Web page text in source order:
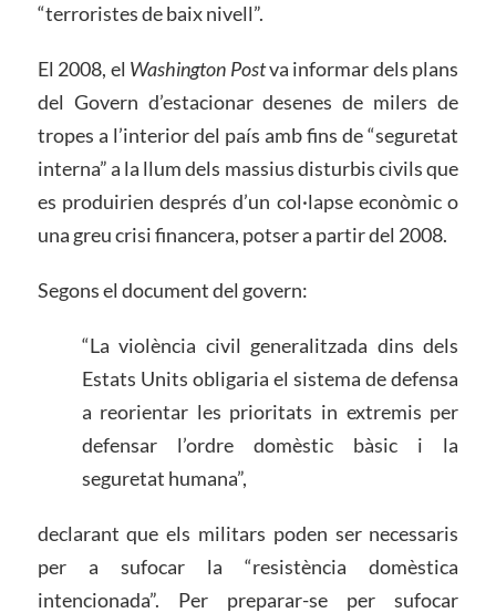
“terroristes de baix nivell”.
El 2008, el Washington Postva informar dels plans
del Govern d’estacionar desenes de milers de
tropes a l’interior del país amb fins de “seguretat
interna” a la llum dels massius disturbis civils que
es produirien després d’un col·lapse econòmic o
una greu crisi financera, potser a partir del 2008.
Segons el document del govern:
“La violència civil generalitzada dins dels
Estats Units obligaria el sistema de defensa
a reorientar les prioritats in extremis per
defensar l’ordre domèstic bàsic i la
seguretat humana”,
declarant que els militars poden ser necessaris
per a sufocar la “resistència domèstica
intencionada”. Per preparar-se per sufocar